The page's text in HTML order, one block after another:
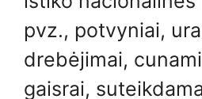
pvz., potvyniai,
drebėjimai,
gaisrai,